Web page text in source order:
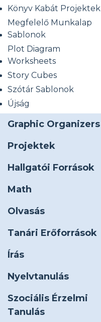
Könyv Kabát Projektek
Megfelelő Munkalap
Sablonok
Plot Diagram
Worksheets
Story Cubes
Szótár Sablonok
Újság
Graphic Organizers
Projektek
Hallgatói Források
Math
Olvasás
Tanári Erőforrások
Írás
Nyelvtanulás
Szociális Érzelmi
Tanulás